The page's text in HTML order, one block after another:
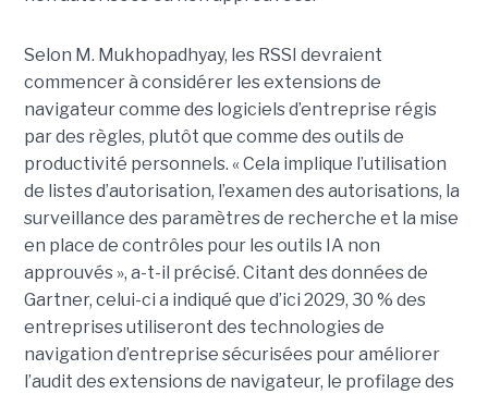
Selon M. Mukhopadhyay, les RSSI devraient
commencer à considérer les extensions de
navigateur comme des logiciels d’entreprise régis
par des règles, plutôt que comme des outils de
productivité personnels. « Cela implique l’utilisation
de listes d’autorisation, l’examen des autorisations, la
surveillance des paramètres de recherche et la mise
en place de contrôles pour les outils IA non
approuvés », a-t-il précisé. Citant des données de
Gartner, celui-ci a indiqué que d’ici 2029, 30 % des
entreprises utiliseront des technologies de
navigation d’entreprise sécurisées pour améliorer
l’audit des extensions de navigateur, le profilage des